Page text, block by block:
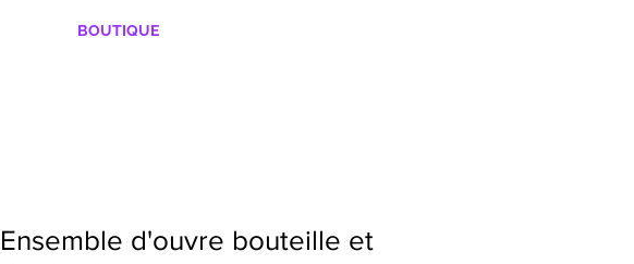
BOUTIQUE
Ensemble d'ouvre bouteille et